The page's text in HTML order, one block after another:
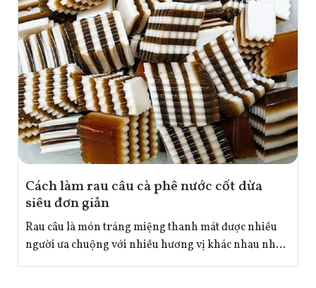
Cách làm rau câu cà phê nước cốt dừa
siêu đơn giản
Rau câu là món tráng miệng thanh mát được nhiều
người ưa chuộng với nhiều hương vị khác nhau như:
lá dứa, matcha,… Để bổ sung thêm cho thực đơn làm